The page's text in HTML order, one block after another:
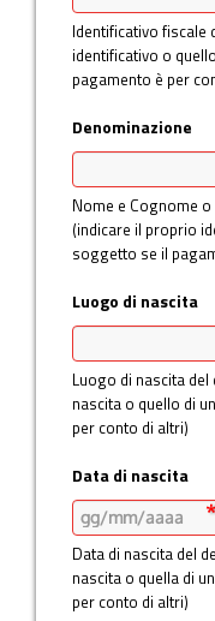
Identificativo fiscale
identificativo o
pagamento è per
Denominazione
Nome e Cognome
(indicare il proprio
soggetto se il
Luogo di nascita
Luogo di nascita
nascita o quello di
per conto di altri)
Data di nascita
Data di nascita del
nascita o quella di
per conto di altri)